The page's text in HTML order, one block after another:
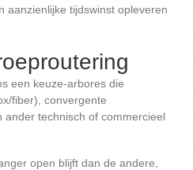
aanzienlijke tijdswinst opleveren
een keuze-arbores die
fiber), convergente
technisch of commercieel
open blijft dan de andere,